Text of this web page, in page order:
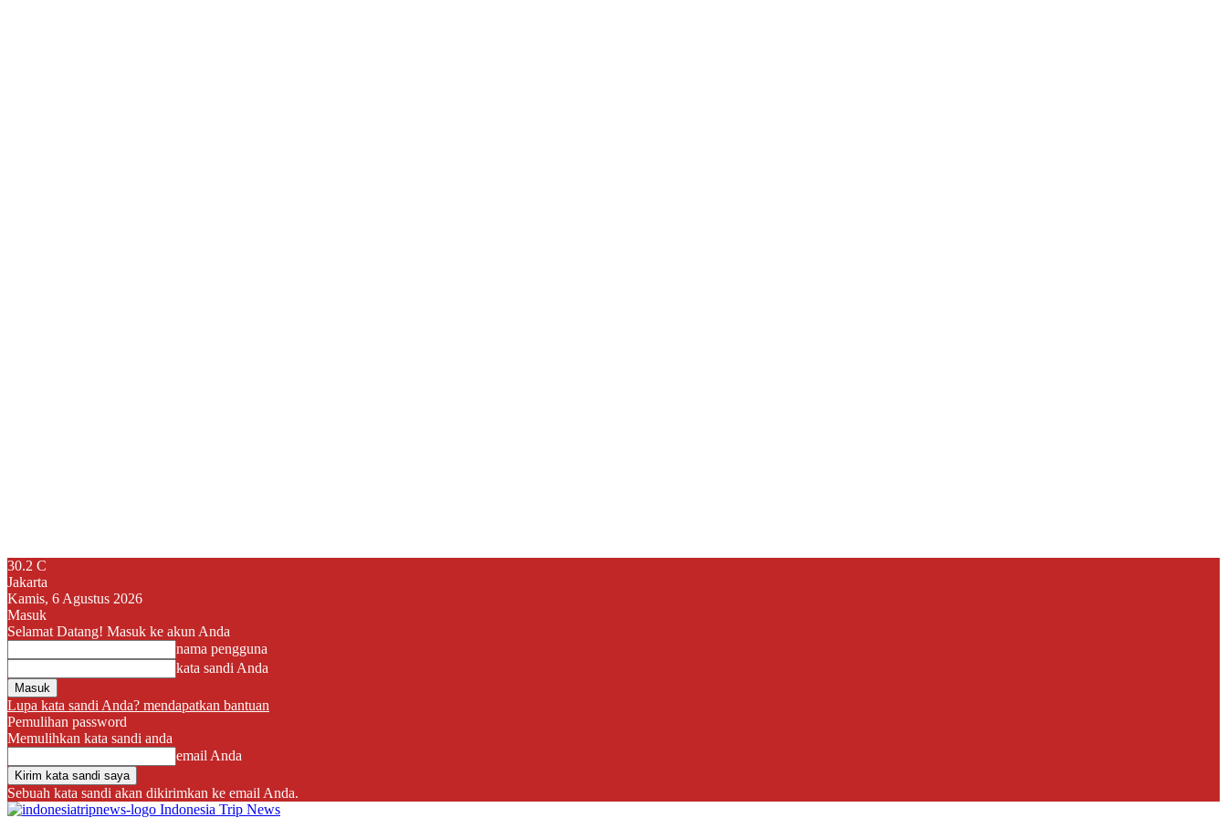
30.2 C
Jakarta
Kamis, 6 Agustus 2026
Masuk
Selamat Datang! Masuk ke akun Anda
nama pengguna
kata sandi Anda
Lupa kata sandi Anda? mendapatkan bantuan
Pemulihan password
Memulihkan kata sandi anda
email Anda
Sebuah kata sandi akan dikirimkan ke email Anda.
Indonesia Trip News